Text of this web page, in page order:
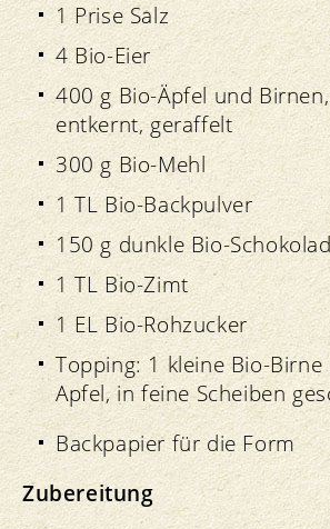
1 Prise Salz
4 Bio-Eier
400 g Bio-Äpfel und
entkernt, geraffelt
300 g Bio-Mehl
1 TL Bio-Backpulver
150 g dunkle Bio-
1 TL Bio-Zimt
1 EL Bio-Rohzucker
Topping: 1 kleine Bio-
Apfel, in feine Scheiben
Backpapier für die Form
Zubereitung